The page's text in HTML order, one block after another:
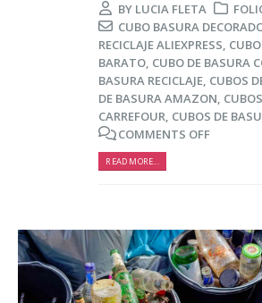
BY LUCIA FLETA
CUBO BASURA
RECICLAJE ALIEXPRESS,
BARATO, CUBO DE BASURA
BASURA RECICLAJE, CUBOS
DE BASURA AMAZON,
CARREFOUR, CUBOS DE
COMMENTS OFF
READ MORE...